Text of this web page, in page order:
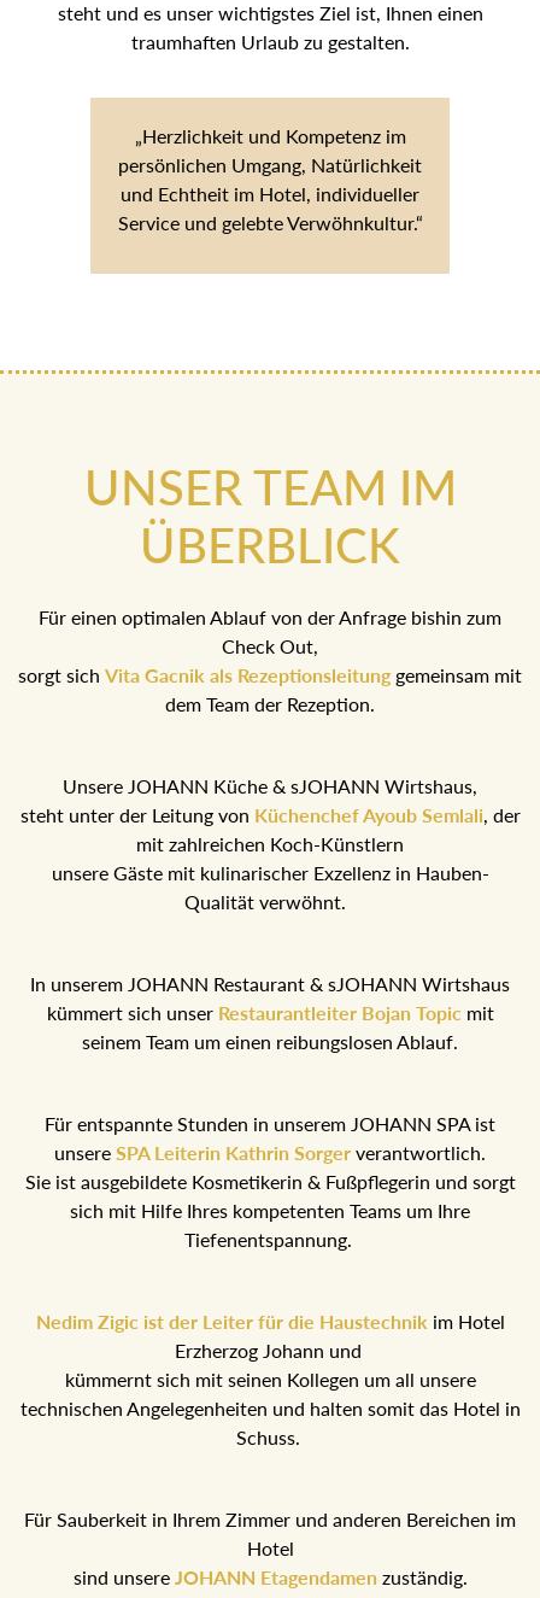
steht und es unser wichtigstes Ziel ist, Ihnen einen
traumhaften Urlaub zu gestalten.
„Herzlichkeit und Kompetenz im
persönlichen Umgang, Natürlichkeit
und Echtheit im Hotel, individueller
Service und gelebte Verwöhnkultur.“
UNSER TEAM IM
ÜBERBLICK
Für einen optimalen Ablauf von der Anfrage bishin zum
Check Out,
sorgt sich Vita Gacnik als Rezeptionsleitunggemeinsam mit
dem Team der Rezeption.
Unsere JOHANN Küche & sJOHANN Wirtshaus,
steht unter der Leitung von Küchenchef Ayoub Semlali, der
mit zahlreichen Koch-Künstlern
unsere Gäste mit kulinarischer Exzellenz in Hauben-
Qualität verwöhnt.
In unserem JOHANN Restaurant & sJOHANN Wirtshaus
kümmert sich unser Restaurantleiter Bojan Topic mit
seinem Team um einen reibungslosen Ablauf.
Für entspannte Stunden in unserem JOHANN SPA ist
unsere SPA Leiterin Kathrin Sorger verantwortlich.
Sie ist ausgebildete Kosmetikerin & Fußpflegerin und sorgt
sich mit Hilfe Ihres kompetenten Teams um Ihre
Tiefenentspannung.
Nedim Zigic ist der Leiter für die Haustechnik im Hotel
Erzherzog Johann und
kümmernt sich mit seinen Kollegen um all unsere
technischen Angelegenheiten und halten somit das Hotel in
Schuss.
Für Sauberkeit in Ihrem Zimmer und anderen Bereichen im
Hotel
sind unsereJOHANN Etagendamen zuständig.